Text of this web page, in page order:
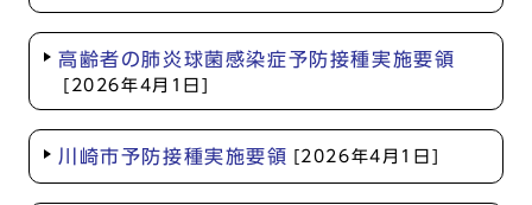
高齢者の肺炎球菌感染症予防接種実施要領
[2026年4月1日]
川崎市予防接種実施要領 [2026年4月1日]